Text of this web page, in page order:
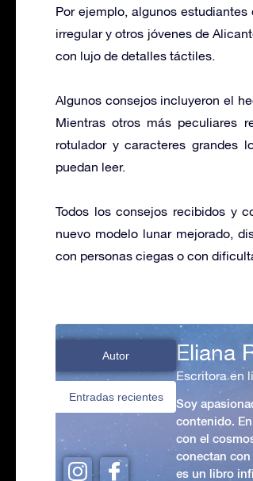
Por ejemplo, algunos
irregular y otros jóvenes de
con lujo de detalles táctiles.
Algunos consejos incluyeron el
Mientras otros más peculiares
rotulador y caracteres grandes
puedan leer.
Todos los consejos recibidos y
nuevo modelo lunar mejorado,
con personas ciegas o con
Autor
Entradas recientes
Eliana
Escritora en
Soy
contenido.
con el
conectan
es un libro